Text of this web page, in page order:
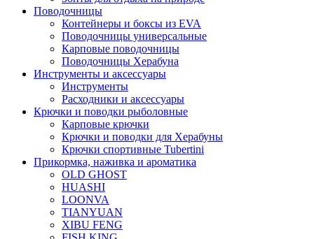
Поводочницы
Контейнеры и боксы из EVA
Поводочницы универсальные
Карповые поводочницы
Поводочницы Херабуна
Инструменты и аксессуары
Инструменты
Расходники и аксессуары
Крючки и поводки рыболовные
Карповые крючки
Крючки и поводки для Херабуны
Крючки спортивные Tubertini
Прикормка, наживка и ароматика
OLD GHOST
HUASHI
LOONVA
TIANYUAN
XIBU FENG